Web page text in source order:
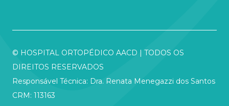
© HOSPITAL ORTOPÉDICO AACD | TODOS OS
DIREITOS RESERVADOS
Responsável Técnica: Dra. Renata Menegazzi dos Santos
CRM: 113163